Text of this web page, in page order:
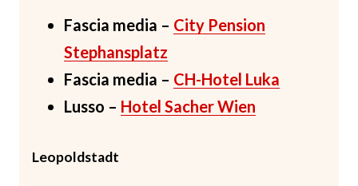
Fascia media – City Pension
Stephansplatz
Fascia media – CH-Hotel Luka
Lusso – Hotel Sacher Wien
Leopoldstadt